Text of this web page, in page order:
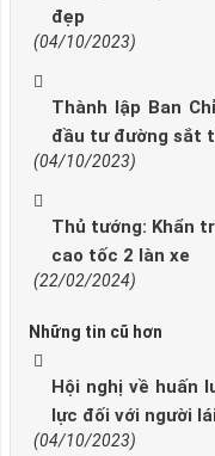
đẹp
(04/10/2023)
Thành lập Ban
đầu tư đường sắt
(04/10/2023)
Thủ tướng: Khẩn
cao tốc 2 làn xe
(22/02/2024)
Những tin cũ hơn
Hội nghị về huấn
lực đối với người
(04/10/2023)